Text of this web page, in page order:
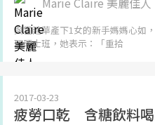
與霍建華產下1女的新手媽媽心如
理碩士班，她表示：「重拾
2017-03-23
疲勞口乾 含糖飲料喝